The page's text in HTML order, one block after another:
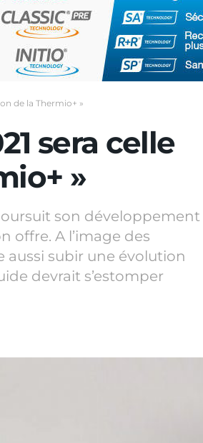
de la Thermio+ »
sera celle
»
son développement
offre. A l’image des
aussi subir une évolution
devrait s’estomper